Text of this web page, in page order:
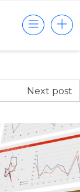
Next post